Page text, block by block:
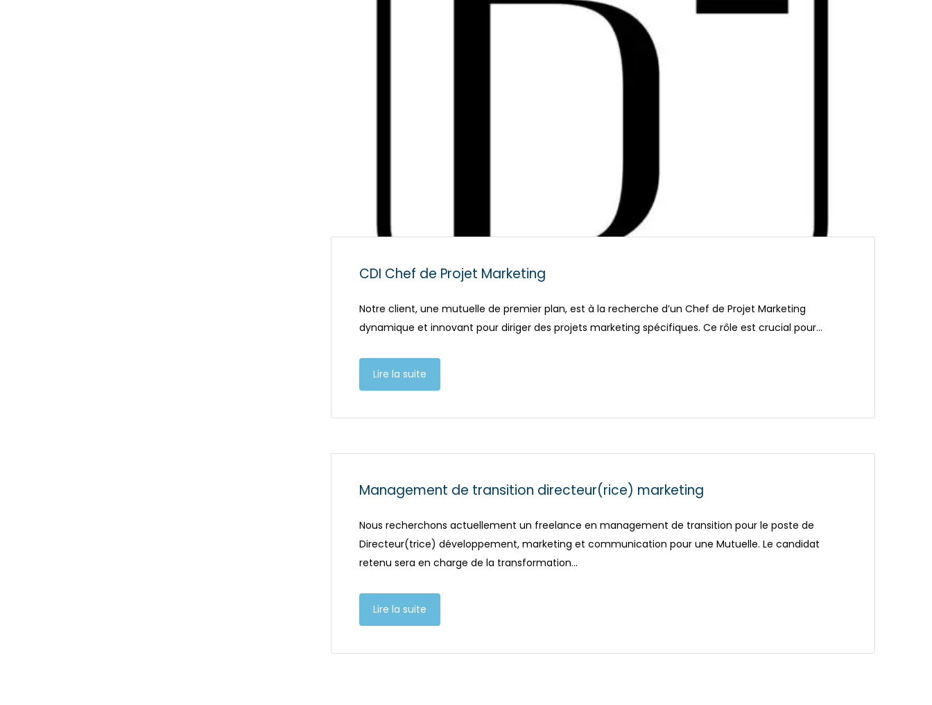
CDI Chef de Projet Marketing
Notre client, une mutuelle de premier plan, est à la recherche d’un Chef de Projet Marketing
dynamique et innovant pour diriger des projets marketing spécifiques. Ce rôle est crucial pour…
Lire la suite
Management de transition directeur(rice) marketing
Nous recherchons actuellement un freelance en management de transition pour le poste de
Directeur(trice) développement, marketing et communication pour une Mutuelle. Le candidat
retenu sera en charge de la transformation…
Lire la suite